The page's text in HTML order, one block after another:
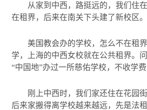
从家到中西，路挺远的，我们住
在租界，后来在南关下头建了新校区
美国教会办的学校，怎么不在租
学，上海的中西女校就在公共租界。
“中国地”办过一所慈佑学校，不收学
刚上中西时，我们家还住在花园
后来家搬得离学校越来越远，先是法